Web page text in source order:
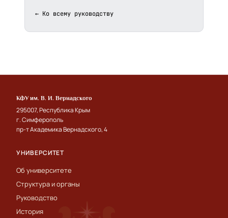
← Ко всему руководству
КФУ им. В. И. Вернадского
295007, Республика Крым
г. Симферополь
пр-т Академика Вернадского, 4
УНИВЕРСИТЕТ
Об университете
Структура и органы
Руководство
История